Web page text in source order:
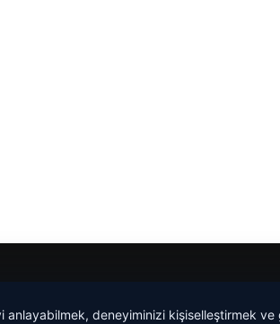
anlayabilmek, deneyiminizi kişiselleştirmek